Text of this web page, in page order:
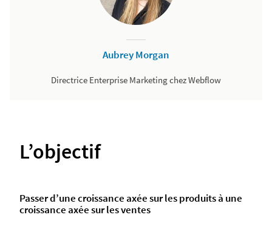
Aubrey Morgan
Directrice Enterprise Marketing chez Webflow
L’objectif
Passer d’une croissance axée sur les produits à une
croissance axée sur les ventes